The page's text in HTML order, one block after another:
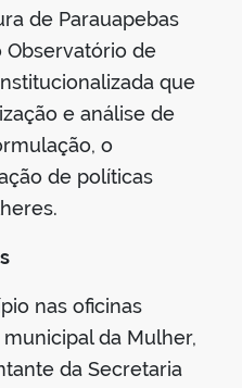
de Parauapebas
de
que
e análise de
o
de políticas
nas oficinas
da Mulher,
da Secretaria